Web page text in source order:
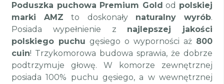
Poduszka puchowa Premium Gold od polskiej
marki AMZ to doskonały naturalny wyrób.
Posiada wypełnienie z najlepszej jakości
polskiego puchu gęsiego o wyporności aż 800
cuin! Trzykomorowa budowa sprawia, że dobrze
podtrzymuje głowę. W komorze zewnętrznej
posiada 100% puchu gęsiego, a w wewnętrznej